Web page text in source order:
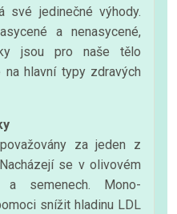
své jedinečné výhody.
a nenasycené,
jsou pro naše tělo
hlavní typy zdravých
za jeden z
se v olivovém
a semenech. Mono-
snížit hladinu LDL